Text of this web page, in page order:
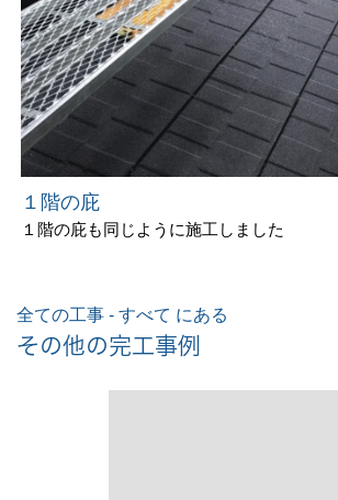
１階の庇
１階の庇も同じように施工しました
全ての工事 - すべて にある
その他の完工事例